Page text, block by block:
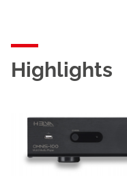
Highlights